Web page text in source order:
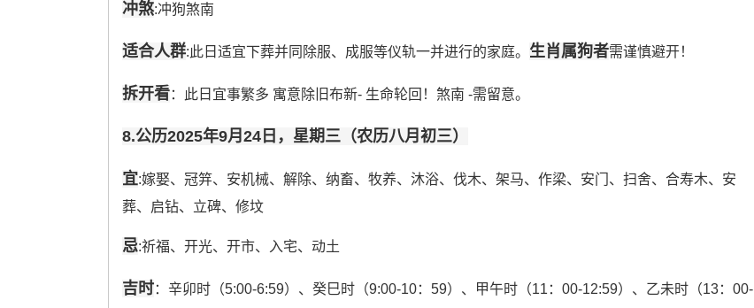
冲煞:冲狗煞南
适合人群:此日适宜下葬并同除服、成服等仪轨一并进行的家庭。 生肖属狗者需谨慎避开！
拆开看：此日宜事繁多 寓意除旧布新- 生命轮回！煞南 -需留意。
8.公历2025年9月24日，星期三（农历八月初三）
宜:嫁娶、冠笄、安机械、解除、纳畜、牧养、沐浴、伐木、架马、作梁、安门、扫舍、合寿木、安
葬、启钻、立碑、修坟
忌:祈福、开光、开市、入宅、动土
吉时：辛卯时（5:00-6:59）、癸巳时（9:00-10：59）、甲午时（11：00-12:59）、乙未时（13：00-